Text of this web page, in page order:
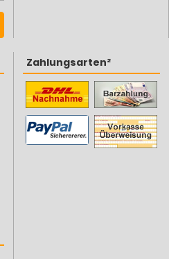
Zahlungsarten²